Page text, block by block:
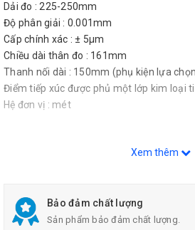
Dải đo : 225-250mm
Độ phân giải : 0.001mm
Cấp chính xác : ± 5µm
Chiều dài thân đo : 161mm
Thanh nối dài : 150mm (phụ kiện lựa
Điểm tiếp xúc được phủ một lớp kim loại
Hệ đơn vị : mét
Xem thêm
Bảo đảm chất lượng
Sản phẩm bảo đảm chất lượng.